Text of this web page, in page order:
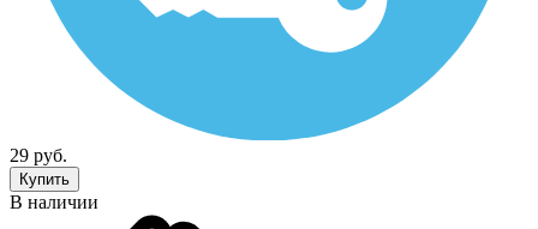
29 руб.
Купить
В наличии